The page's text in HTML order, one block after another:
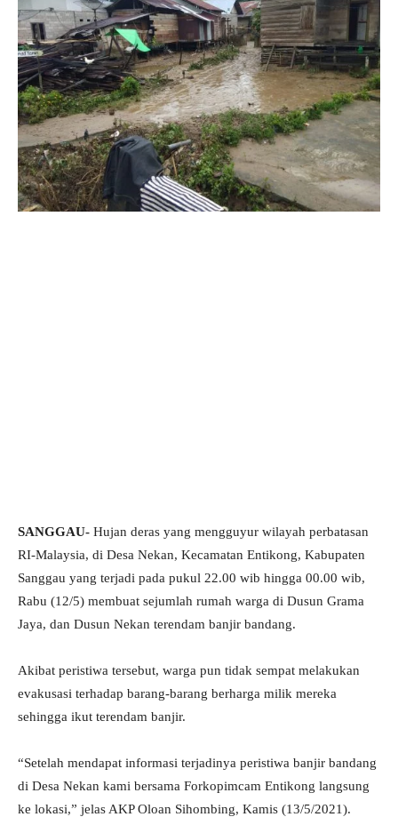
SANGGAU- Hujan deras yang mengguyur wilayah perbatasan
RI-Malaysia, di Desa Nekan, Kecamatan Entikong, Kabupaten
Sanggau yang terjadi pada pukul 22.00 wib hingga 00.00 wib,
Rabu (12/5) membuat sejumlah rumah warga di Dusun Grama
Jaya, dan Dusun Nekan terendam banjir bandang.
Akibat peristiwa tersebut, warga pun tidak sempat melakukan
evakusasi terhadap barang-barang berharga milik mereka
sehingga ikut terendam banjir.
“Setelah mendapat informasi terjadinya peristiwa banjir bandang
di Desa Nekan kami bersama Forkopimcam Entikong langsung
ke lokasi,” jelas AKP Oloan Sihombing, Kamis (13/5/2021).